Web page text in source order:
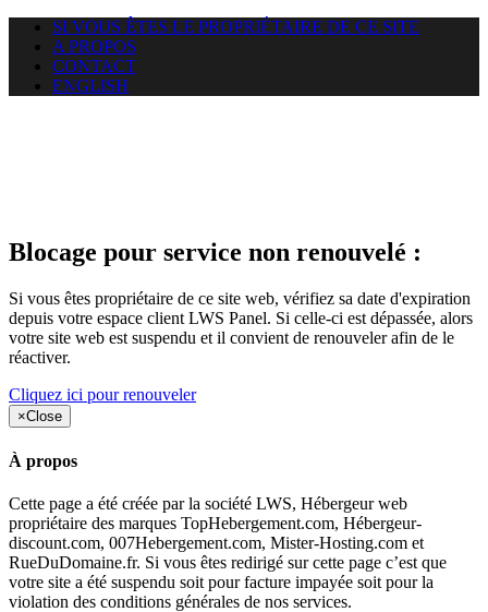
SI VOUS ÊTES LE PROPRIÉTAIRE DE CE SITE
A PROPOS
CONTACT
ENGLISH
Blocage pour service non renouvelé :
Si vous êtes propriétaire de ce site web, vérifiez sa date d'expiration
depuis votre espace client LWS Panel. Si celle-ci est dépassée, alors
votre site web est suspendu et il convient de renouveler afin de le
réactiver.
Cliquez ici pour renouveler
×Close
À propos
Cette page a été créée par la société LWS, Hébergeur web
propriétaire des marques TopHebergement.com, Hébergeur-
discount.com, 007Hebergement.com, Mister-Hosting.com et
RueDuDomaine.fr. Si vous êtes redirigé sur cette page c’est que
votre site a été suspendu soit pour facture impayée soit pour la
violation des conditions générales de nos services.